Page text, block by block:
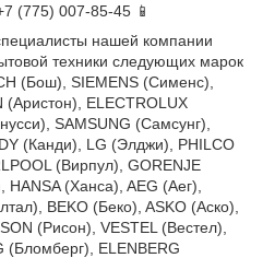
(775) 007-85-45 📱
нашей компании
техники следующих марок
(Бош), SIEMENS (Сименс),
(Аристон), ELECTROLUX
SAMSUNG (Самсунг),
(Канди), LG (Элджи), PHILCO
(Вирпул), GORENJE
(Ханса), AEG (Аег),
BEKO (Беко), ASKO (Аско),
(Рисон), VESTEL (Вестел),
(Бломберг), ELENBERG